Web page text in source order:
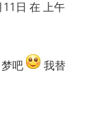
日 在 上午
吧
我替